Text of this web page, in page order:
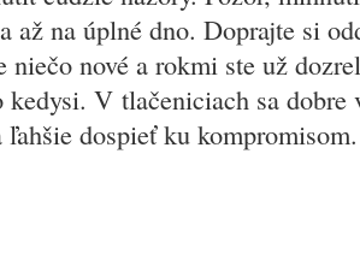
až na úplné dno. Doprajte si
niečo nové a rokmi ste už
V tlačeniciach sa dobre
ľahšie dospieť ku kompromisom.